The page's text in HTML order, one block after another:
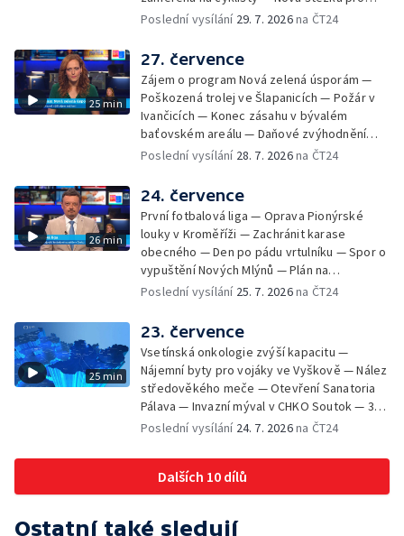
cyklisty na Zlínsku — Letecká linka mezi
pozorovat zatmění Slunce — Den AČFK na
Letní filmové škole — Milan Uhde slaví 90 let
— Rekonstrukce vojenského srubu
Poslední vysílání 29. 7. 2026na ČT24
25 min
27. července
Zájem o program Nová zelená úsporám —
Poškozená trolej ve Šlapanicích — Požár v
Ivančicích — Konec zásahu v bývalém
baťovském areálu — Daňové zvýhodnění
vína — Výhružky na magistrátu v Olomouci —
Brněnské týmy v první fotbalové lize —
Chystaná rekonstrukce bývalé věznice —
Nový seriál pro děti
Poslední vysílání 28. 7. 2026na ČT24
26 min
24. července
První fotbalová liga — Oprava Pionýrské
louky v Kroměříži — Zachránit karase
obecného — Den po pádu vrtulníku — Spor o
vypuštění Nových Mlýnů — Plán na
odstranění ohořelé budovy — 52. ročník
samostatné továrny
Poslední vysílání 25. 7. 2026na ČT24
25 min
23. července
Vsetínská onkologie zvýší kapacitu —
Nájemní byty pro vojáky ve Vyškově — Nález
středověkého meče — Otevření Sanatoria
Pálava — Invazní mýval v CHKO Soutok — 33.
ročník Mikulovského výtvarného sympozia
Poslední vysílání 24. 7. 2026na ČT24
Dalších 10 dílů
Ostatní také sledují